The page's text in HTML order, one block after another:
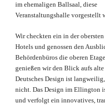
im ehemaligen Ballsaal, diese
Veranstaltungshalle vorgestellt
Wir checkten ein in der obersten
Hotels und genossen den
Behördenbüros die oberen
genießen wir den Blick aufs
Deutsches Design ist
nicht. Das Design im Ellington
und verfolgt ein innovatives,